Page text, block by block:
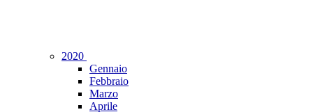
2020
Gennaio
Febbraio
Marzo
Aprile